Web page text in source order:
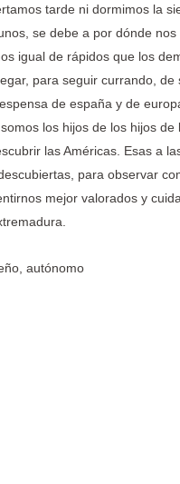
tarde ni dormimos la
se debe a por dónde nos
igual de rápidos que los
para seguir currando, de
de españa y de
los hijos de los hijos de
las Américas. Esas a
para observar
mejor valorados y
autónomo